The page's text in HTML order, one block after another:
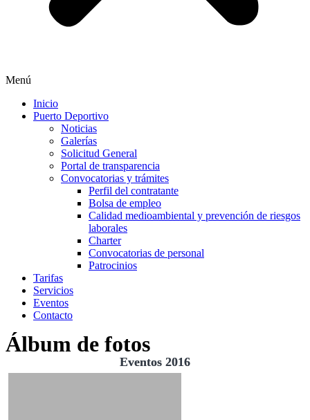
Menú
Inicio
Puerto Deportivo
Noticias
Galerías
Solicitud General
Portal de transparencia
Convocatorias y trámites
Perfil del contratante
Bolsa de empleo
Calidad medioambiental y prevención de riesgos
laborales
Charter
Convocatorias de personal
Patrocinios
Tarifas
Servicios
Eventos
Contacto
Álbum de fotos
Eventos 2016